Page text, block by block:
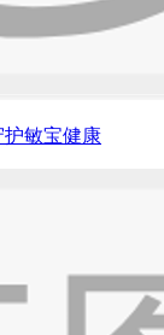
护敏宝健康